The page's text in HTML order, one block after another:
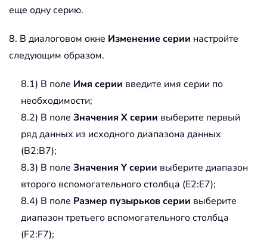
еще одну серию.
8. В диалоговом окне Изменение серии настройте
следующим образом.
8.1) В поле Имя серии введите имя серии по
необходимости;
8.2) В поле Значения X серии выберите первый
ряд данных из исходного диапазона данных
(B2:B7);
8.3) В поле Значения Y серии выберите диапазон
второго вспомогательного столбца (E2:E7);
8.4) В поле Размер пузырьков серии выберите
диапазон третьего вспомогательного столбца
(F2:F7);